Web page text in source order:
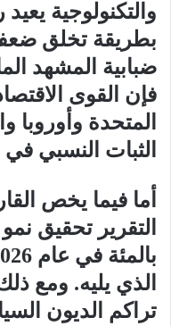
والتكنولوجية
بطريقة تخلق
ضبابية المشهد
فإن القوى
المتحدة وأوروبا
الثبات النسبي
أما فيما يخص
الذي يليه. ومع
تراكم الديون